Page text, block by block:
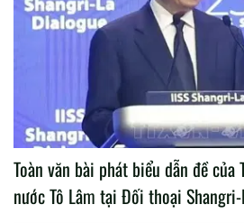
Toàn văn bài phát biểu dẫn đề
nước Tô Lâm tại Đối thoại